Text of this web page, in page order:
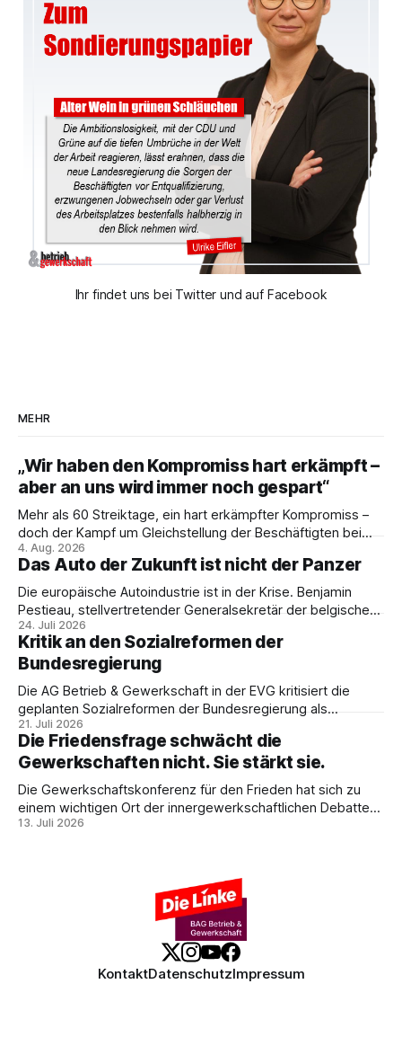
Ihr findet uns bei Twitter und auf Facebook
MEHR
„Wir haben den Kompromiss hart erkämpft –
aber an uns wird immer noch gespart“
Mehr als 60 Streiktage, ein hart erkämpfter Kompromiss –
doch der Kampf um Gleichstellung der Beschäftigten bei
den Vivantes-Töchtern geht weiter. Im Gespräch mit Julia-
C. Stange zieht Nicodem Tomkowiak Bilanz des
Erzwingungsstreiks und formuliert klare Erwartungen an die
Politik.
4. Aug. 2026
Das Auto der Zukunft ist nicht der Panzer
Die europäische Autoindustrie ist in der Krise. Benjamin
Pestieau, stellvertretender Generalsekretär der belgischen
PTB, zeigt, warum das kein technisches Schicksal ist – und
weshalb die Antwort nicht Aufrüstung, sondern eine
demokratische Industriepolitik im Interesse der
Beschäftigten sein muss.
24. Juli 2026
Kritik an den Sozialreformen der
Bundesregierung
Die AG Betrieb & Gewerkschaft in der EVG kritisiert die
geplanten Sozialreformen der Bundesregierung als
Belastung für Beschäftigte und Sozialstaat. In ihrer
Stellungnahme fordert sie Umverteilung, Investitionen und
gemeinsamen gewerkschaftlichen Widerstand gegen
Sozialabbau.
21. Juli 2026
Die Friedensfrage schwächt die
Gewerkschaften nicht. Sie stärkt sie.
Die Gewerkschaftskonferenz für den Frieden hat sich zu
einem wichtigen Ort der innergewerkschaftlichen Debatte
entwickelt. Ulrike Eifler erklärt, warum Friedenspolitik und
13. Juli 2026
KontaktDatenschutzImpressum